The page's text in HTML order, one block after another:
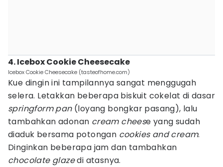
4. Icebox Cookie Cheesecake
Icebox Cookie Cheesecake (tasteofhome.com)
Kue dingin ini tampilannya sangat menggugah
selera. Letakkan beberapa biskuit cokelat di dasar
springform pan(loyang bongkar pasang), lalu
tambahkan adonan cream cheese yang sudah
diaduk bersama potongan cookies and cream.
Dinginkan beberapa jam dan tambahkan
chocolate glazedi atasnya.